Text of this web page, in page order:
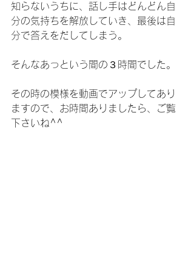
知らないうちに、話し手はどんどん自
分の気持ちを解放していき、最後は自
分で答えをだしてしまう。
そんなあっという間の３時間でした。
その時の模様を動画でアップしてあり
ますので、お時間ありましたら、ご覧
下さいね^^